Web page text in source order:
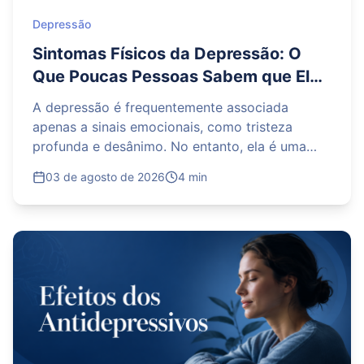
Depressão
Sintomas Físicos da Depressão: O
Que Poucas Pessoas Sabem que Ela
Causa no Corpo
A depressão é frequentemente associada
apenas a sinais emocionais, como tristeza
profunda e desânimo. No entanto, ela é uma
organismo. Os sintomas físicos da depressão
incluem dores musculares inexplicáveis,
alterações no apetite, problemas digestivos e
distúrbios do sono. Reconhecer que o corpo
também adoece é o primeiro passo para buscar
ajuda médica adequada e iniciar um tratamento
multidisciplinar eficaz.
03 de agosto de 2026 4 min